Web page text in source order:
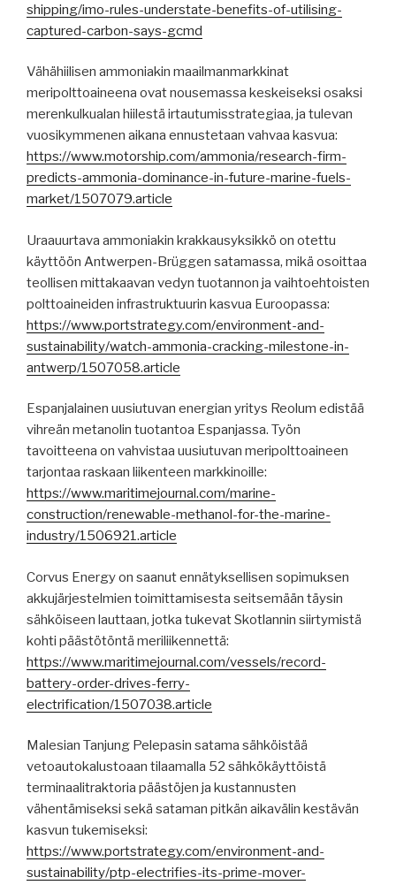
shipping/imo-rules-understate-benefits-of-utilising-
captured-carbon-says-gcmd
Vähähiilisen ammoniakin maailmanmarkkinat
meripolttoaineena ovat nousemassa keskeiseksi osaksi
merenkulkualan hiilestä irtautumisstrategiaa, ja tulevan
vuosikymmenen aikana ennustetaan vahvaa kasvua:
https://www.motorship.com/ammonia/research-firm-
predicts-ammonia-dominance-in-future-marine-fuels-
market/1507079.article
Uraauurtava ammoniakin krakkausyksikkö on otettu
käyttöön Antwerpen-Brüggen satamassa, mikä osoittaa
teollisen mittakaavan vedyn tuotannon ja vaihtoehtoisten
polttoaineiden infrastruktuurin kasvua Euroopassa:
https://www.portstrategy.com/environment-and-
sustainability/watch-ammonia-cracking-milestone-in-
antwerp/1507058.article
Espanjalainen uusiutuvan energian yritys Reolum edistää
vihreän metanolin tuotantoa Espanjassa. Työn
tavoitteena on vahvistaa uusiutuvan meripolttoaineen
tarjontaa raskaan liikenteen markkinoille:
https://www.maritimejournal.com/marine-
construction/renewable-methanol-for-the-marine-
industry/1506921.article
Corvus Energy on saanut ennätyksellisen sopimuksen
akkujärjestelmien toimittamisesta seitsemään täysin
sähköiseen lauttaan, jotka tukevat Skotlannin siirtymistä
kohti päästötöntä meriliikennettä:
https://www.maritimejournal.com/vessels/record-
battery-order-drives-ferry-
electrification/1507038.article
Malesian Tanjung Pelepasin satama sähköistää
vetoautokalustoaan tilaamalla 52 sähkökäyttöistä
terminaalitraktoria päästöjen ja kustannusten
vähentämiseksi sekä sataman pitkän aikavälin kestävän
kasvun tukemiseksi:
https://www.portstrategy.com/environment-and-
sustainability/ptp-electrifies-its-prime-mover-